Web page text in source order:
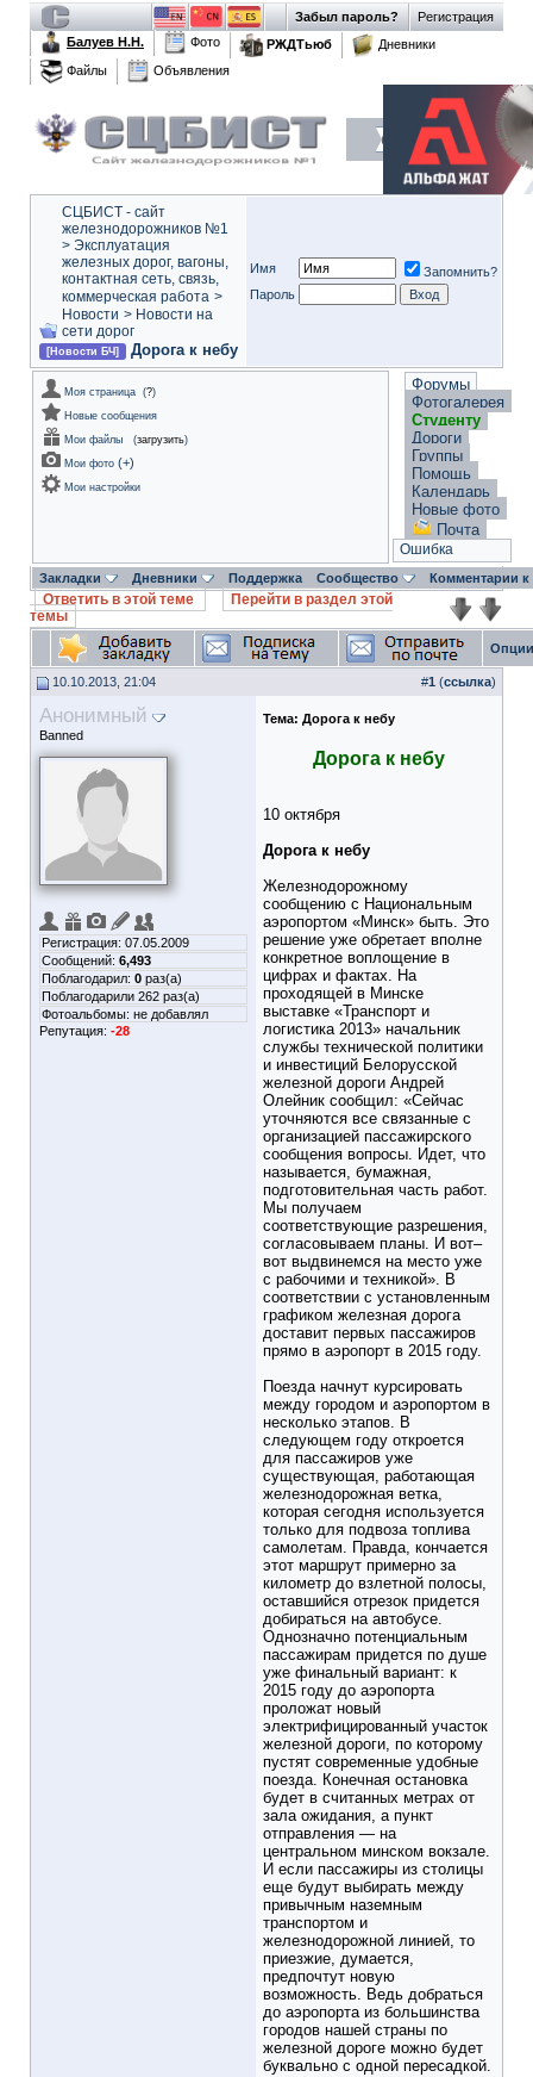
Регистрация
Забыл пароль?
Балуев Н.Н.
Фото РЖДТьюб
Дневники
Файлы
Объявления
СЦБИСТ - сайт
железнодорожников №1
> Эксплуатация
железных дорог, вагоны,
контактная сеть, связь,
коммерческая работа >
Новости > Новости на
сети дорог
[Новости БЧ] Дорога к небу
Имя
Запомнить?
Пароль
Моя страница (?)
Новые сообщения
Мои файлы
(загрузить)
Мои фото (+)
Мои настройки
Форумы
Фотогалерея
Студенту
Дороги
Группы
Помощь
Календарь
Новые фото
Почта
Ошибка
Закладки Дневники Поддержка Сообщество Комментарии
Ответить в этой теме
Перейти в раздел этой
темы
10.10.2013, 21:04 #1 (ссылка)
Анонимный
Banned
Регистрация: 07.05.2009
Сообщений: 6,493
Поблагодарил: 0 раз(а)
Поблагодарили 262 раз(а)
Фотоальбомы: не добавлял
Репутация: -28
Тема: Дорога к небу
Дорога к небу
10 октября
Дорога к небу
Железнодорожному
сообщению с Национальным
аэропортом «Минск» быть. Это
решение уже обретает вполне
конкретное воплощение в
цифрах и фактах. На
проходящей в Минске
выставке «Транспорт и
логистика 2013» начальник
службы технической политики
и инвестиций Белорусской
железной дороги Андрей
Олейник сообщил: «Сейчас
уточняются все связанные с
организацией пассажирского
сообщения вопросы. Идет, что
называется, бумажная,
подготовительная часть работ.
Мы получаем
соответствующие разрешения,
согласовываем планы. И вот–
вот выдвинемся на место уже
с рабочими и техникой». В
соответствии с установленным
графиком железная дорога
доставит первых пассажиров
прямо в аэропорт в 2015 году.
Поезда начнут курсировать
между городом и аэропортом в
несколько этапов. В
следующем году откроется
для пассажиров уже
существующая, работающая
железнодорожная ветка,
которая сегодня используется
только для подвоза топлива
самолетам. Правда, кончается
этот маршрут примерно за
километр до взлетной полосы,
оставшийся отрезок придется
добираться на автобусе.
Однозначно потенциальным
пассажирам придется по душе
уже финальный вариант: к
2015 году до аэропорта
проложат новый
электрифицированный участок
железной дороги, по которому
пустят современные удобные
поезда. Конечная остановка
будет в считанных метрах от
зала ожидания, а пункт
отправления — на
центральном минском вокзале.
И если пассажиры из столицы
еще будут выбирать между
привычным наземным
транспортом и
железнодорожной линией, то
приезжие, думается,
предпочтут новую
возможность. Ведь добраться
до аэропорта из большинства
городов нашей страны по
железной дороге можно будет
буквально с одной пересадкой.